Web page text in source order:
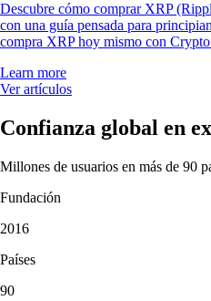
Descubre cómo comprar XRP
con una guía pensada para
compra XRP hoy mismo con
Learn more
Ver artículos
Confianza global en
Millones de usuarios en más de 90
Fundación
2016
Países
90